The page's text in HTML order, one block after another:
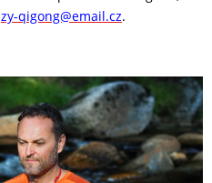
zy-qigong@email.cz.